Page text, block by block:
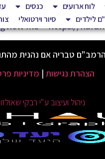
לוח ארועים כנסים
לילדים סיור וירטואלי
טבריה אם נהנית
הצהרת נגישות | מדיניות
ניהול ועיצוב ע"י רבקי